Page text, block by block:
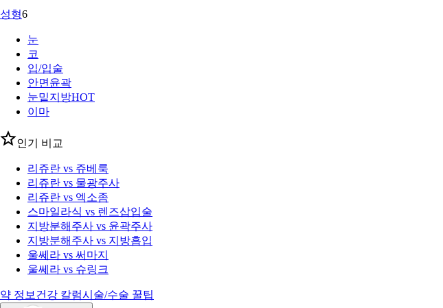
성형6
눈
코
입/입술
안면윤곽
눈밑지방HOT
이마
인기 비교
리쥬란 vs 쥬베룩
리쥬란 vs 물광주사
리쥬란 vs 엑소좀
스마일라식 vs 렌즈삽입술
지방분해주사 vs 윤곽주사
지방분해주사 vs 지방흡입
울쎄라 vs 써마지
울쎄라 vs 슈링크
약 정보 건강 칼럼시술/수술 꿀팁